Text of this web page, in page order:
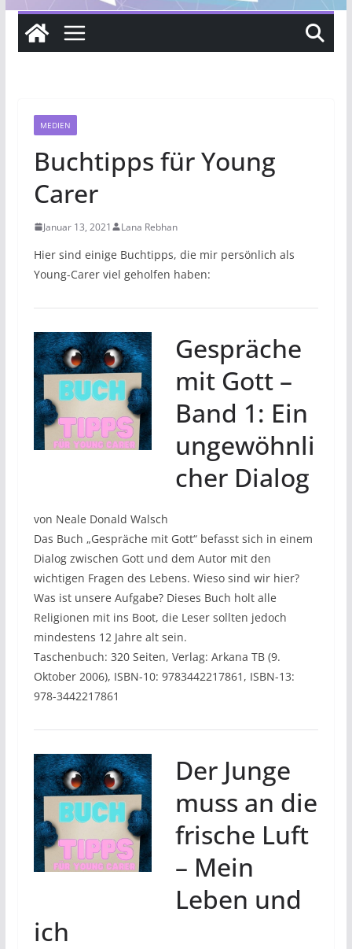
MEDIEN
Buchtipps für Young
Carer
Januar 13, 2021 Lana Rebhan
Hier sind einige Buchtipps, die mir persönlich als
Young-Carer viel geholfen haben:
Gespräche
mit Gott –
Band 1: Ein
ungewöhnli
cher Dialog
von Neale Donald Walsch
Das Buch „Gespräche mit Gott“ befasst sich in einem
Dialog zwischen Gott und dem Autor mit den
wichtigen Fragen des Lebens. Wieso sind wir hier?
Was ist unsere Aufgabe? Dieses Buch holt alle
Religionen mit ins Boot, die Leser sollten jedoch
mindestens 12 Jahre alt sein.
Taschenbuch: 320 Seiten, Verlag: Arkana TB (9.
Oktober 2006), ISBN-10: 9783442217861, ISBN-13:
978-3442217861
Der Junge
muss an die
frische Luft
– Mein
Leben und
ich